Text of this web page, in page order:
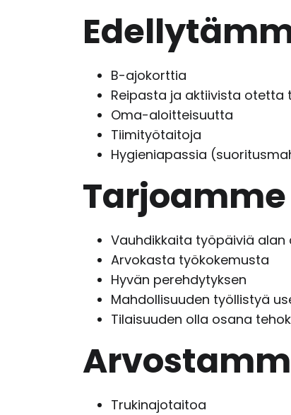
B-ajokorttia
Reipasta ja aktiivista otetta
Oma-aloitteisuutta
Tiimityötaitoja
Hygieniapassia
Vauhdikkaita työpäiviä
Arvokasta työkokemusta
Hyvän perehdytyksen
Mahdollisuuden työllistyä
Tilaisuuden olla osana
Trukinajotaitoa